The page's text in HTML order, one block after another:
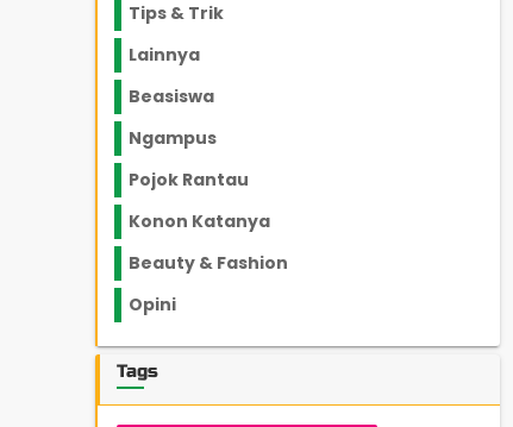
Tips & Trik
Lainnya
Beasiswa
Ngampus
Pojok Rantau
Konon Katanya
Beauty & Fashion
Opini
Tags